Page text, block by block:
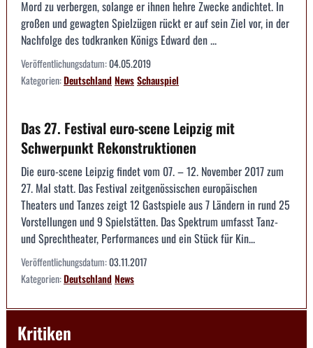
Mord zu verbergen, solange er ihnen hehre Zwecke andichtet. In
großen und gewagten Spielzügen rückt er auf sein Ziel vor, in der
Nachfolge des todkranken Königs Edward den ...
Veröffentlichungsdatum:04.05.2019
Kategorien:DeutschlandNewsSchauspiel
Das 27. Festival euro-scene Leipzig mit
Schwerpunkt Rekonstruktionen
Die euro-scene Leipzig findet vom 07. – 12. November 2017 zum
27. Mal statt. Das Festival zeitgenössischen europäischen
Theaters und Tanzes zeigt 12 Gastspiele aus 7 Ländern in rund 25
Vorstellungen und 9 Spielstätten. Das Spektrum umfasst Tanz-
und Sprechtheater, Performances und ein Stück für Kin...
Veröffentlichungsdatum:03.11.2017
Kategorien:DeutschlandNews
Kritiken